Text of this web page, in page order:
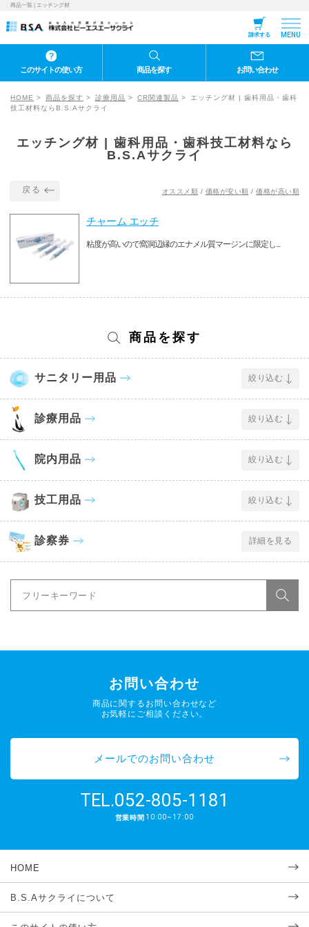
商品一覧 | エッチング材
請求する MENU
このサイトの使い方 商品を探す お問い合わせ
HOME 商品を探す 診療用品 CR関連製品
エッチング材 | 歯科用品・歯科
技工材料ならB.S.Aサクライ
エッチング材 | 歯科用品・歯科技工材料なら
B.S.Aサクライ
戻る オススメ順 / 価格が安い順 / 価格が高い順
チャーム エッチ
粘度が高いので窩洞辺縁のエナメル質マージンに限定し...
商品を探す
サニタリー用品 絞り込む
診療用品 絞り込む
院内用品 絞り込む
技工用品 絞り込む
診察券 詳細を見る
お問い合わせ
商品に関するお問い合わせなど
お気軽にご相談ください。
メールでのお問い合わせ
TEL.052-805-1181
営業時間 10:00~17:00
HOME
B.S.Aサクライについて